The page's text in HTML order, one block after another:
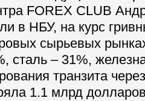
FOREX CLUB
в НБУ, на курс
сырьевых
сталь – 31%,
транзита
1.1 млрд